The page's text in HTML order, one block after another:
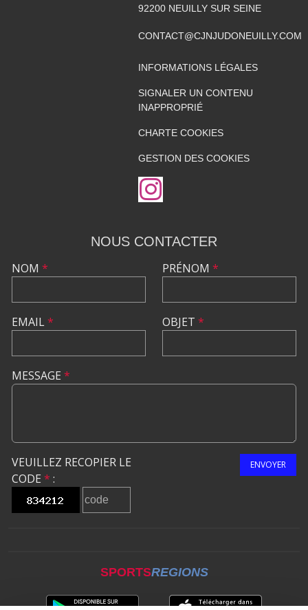
92200 NEUILLY SUR SEINE
CONTACT@CJNJUDONEUILLY.COM
INFORMATIONS LÉGALES
SIGNALER UN CONTENU
INAPPROPRIÉ
CHARTE COOKIES
GESTION DES COOKIES
NOUS CONTACTER
NOM *
EMAIL*
PRÉNOM *
OBJET *
MESSAGE *
VEUILLEZ RECOPIER LE
CODE * :
ENVOYER
SPORTSREGIONS